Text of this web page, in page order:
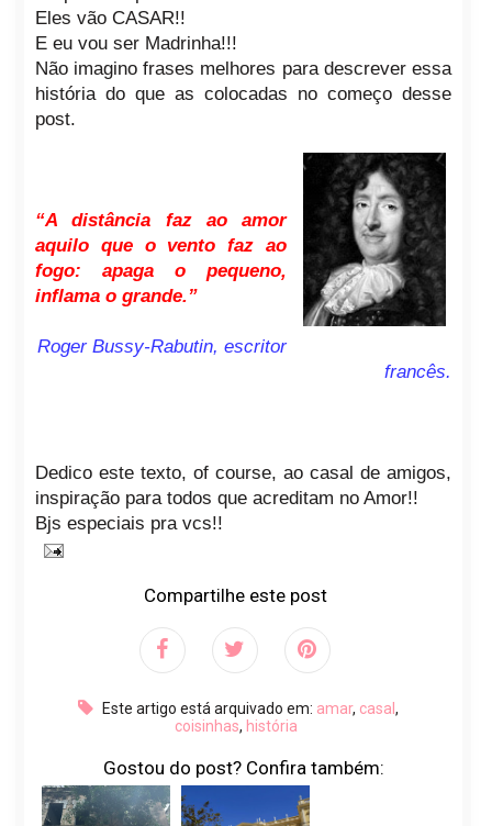
Eles vão CASAR!!
E eu vou ser Madrinha!!!
Não imagino frases melhores para descrever essa
história do que as colocadas no começo desse
post.
“A distância faz ao amor
aquilo que o vento faz ao
fogo: apaga o pequeno,
inflama o grande.”
Roger Bussy-Rabutin, escritor
francês.
Dedico este texto, of course, ao casal de amigos,
inspiração para todos que acreditam no Amor!!
Bjs especiais pra vcs!!
Compartilhe este post
Este artigo está arquivado em: amar, casal ,
coisinhas, história
Gostou do post? Confira também: